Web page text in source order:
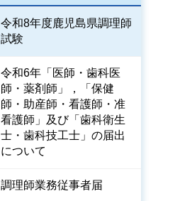
令和8年度鹿児島県調理師
試験
令和6年「医師・歯科医
師・薬剤師」，「保健
師・助産師・看護師・准
看護師」及び「歯科衛生
士・歯科技工士」の届出
について
調理師業務従事者届